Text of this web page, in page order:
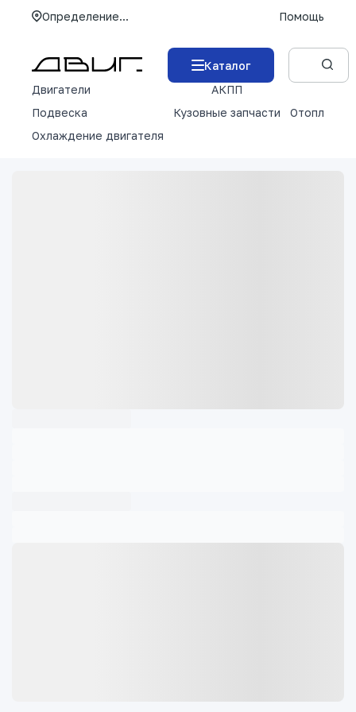
Определение... Помощь
Каталог
Двигатели
АКПП
Подвеска
Кузовные запчасти
Отопление
Охлаждение двигателя